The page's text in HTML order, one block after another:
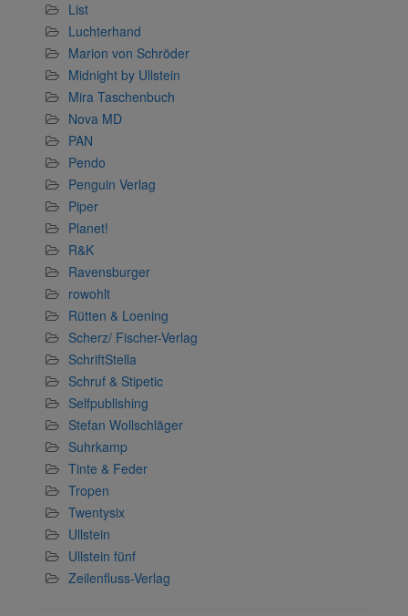
List
Luchterhand
Marion von Schröder
Midnight by Ullstein
Mira Taschenbuch
Nova MD
PAN
Pendo
Penguin Verlag
Piper
Planet!
R&K
Ravensburger
rowohlt
Rütten & Loening
Scherz/ Fischer-Verlag
SchriftStella
Schruf & Stipetic
Selfpublishing
Stefan Wollschläger
Suhrkamp
Tinte & Feder
Tropen
Twentysix
Ullstein
Ullstein fünf
Zeilenfluss-Verlag